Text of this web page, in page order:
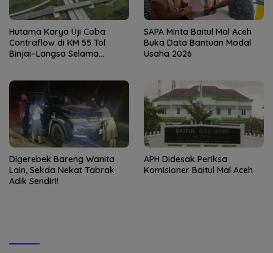
Hutama Karya Uji Coba
Contraflow di KM 55 Tol
Binjai–Langsa Selama
SAPA Minta Baitul Mal Aceh
Buka Data Bantuan Modal
Usaha 2026
Digerebek Bareng Wanita
Lain, Sekda Nekat Tabrak
Adik Sendiri!
APH Didesak Periksa
Komisioner Baitul Mal Aceh